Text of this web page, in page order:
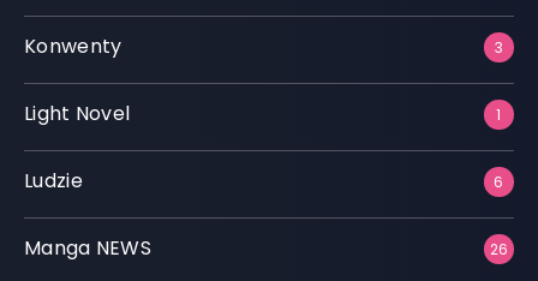
Konwenty 3
Light Novel 1
Ludzie 6
Manga NEWS 26